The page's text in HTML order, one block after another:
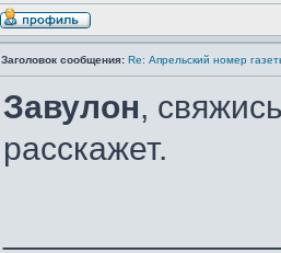
Заголовок сообщения: Re: Апрельский номер
Завулон,
расскажет.